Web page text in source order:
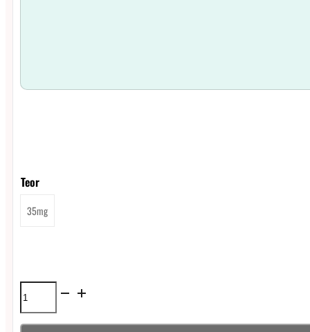
Teor
35mg
Líquido
Nasty